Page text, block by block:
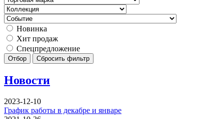
Новинка
Хит продаж
Спецпредложение
Отбор Сбросить фильтр
Новости
2023-12-10
График работы в декабре и январе